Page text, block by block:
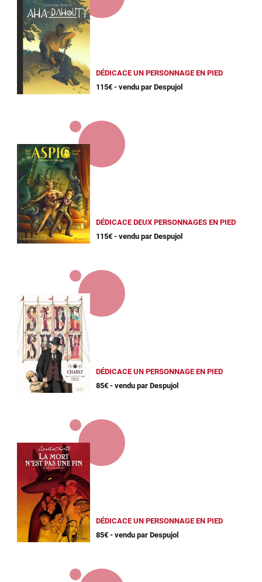
DÉDICACE UN PERSONNAGE EN PIED
115€ - vendu par Despujol
DÉDICACE DEUX PERSONNAGES EN PIED
115€ - vendu par Despujol
DÉDICACE UN PERSONNAGE EN PIED
85€ - vendu par Despujol
DÉDICACE UN PERSONNAGE EN PIED
85€ - vendu par Despujol